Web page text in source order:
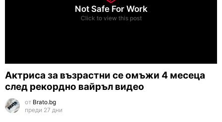
Not Safe For Work
Click to view this post
Актриса за възрастни се омъжи 4 месеца
след рекордно вайръл видео
от Brato.bg
преди 27 дни